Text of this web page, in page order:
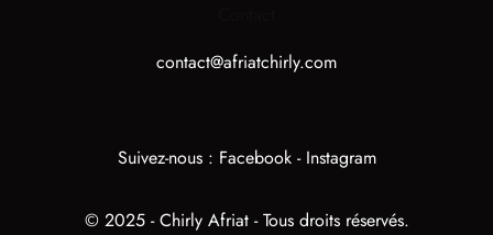
contact@afriatchirly.com
Suivez-nous : Facebook- Instagram
© 2025 - Chirly Afriat - Tous droits réservés.